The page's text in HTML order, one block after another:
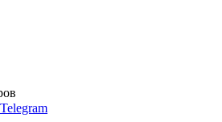
Telegram